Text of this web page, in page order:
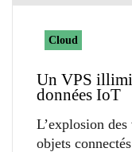
Cloud
Un VPS
données IoT
L’explosion
objets